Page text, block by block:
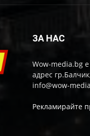
ЗА НАС
Wow-media.bg
адрес
info@wow-
Рекламирайте